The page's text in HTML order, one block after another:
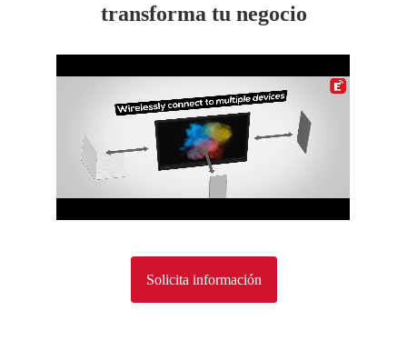
transforma tu negocio
Solicita información